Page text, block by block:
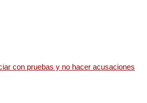
con pruebas y no hacer acusaciones